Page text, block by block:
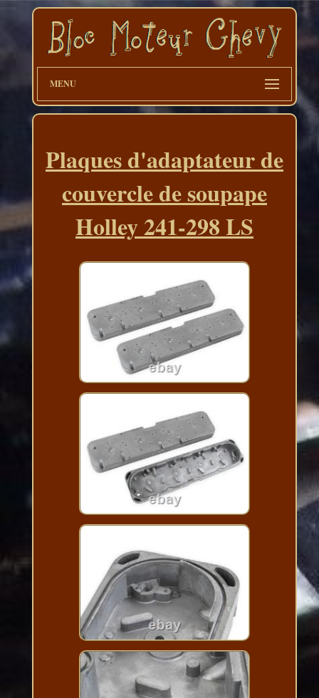
MENU
Plaques d'adaptateur de
couvercle de soupape
Holley 241-298 LS